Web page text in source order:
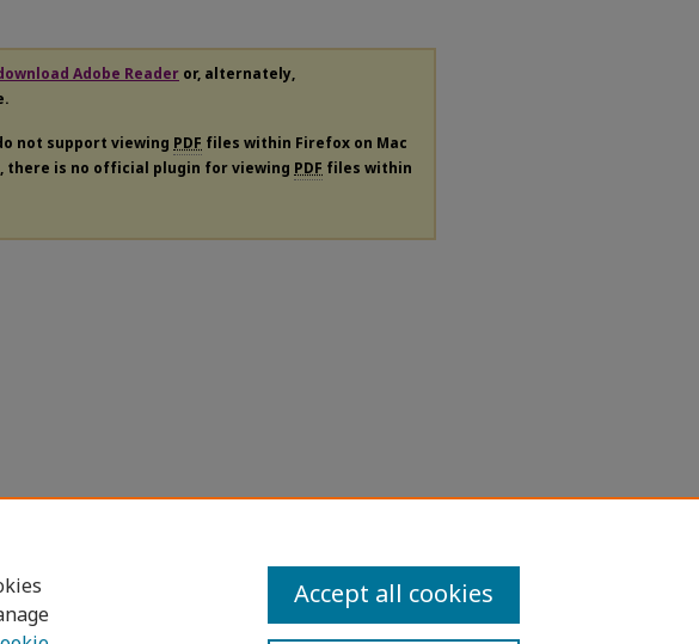
Adobe Reader or, alternately,
not support viewing PDF files within Firefox on Mac
there is no official plugin for viewing PDF files within
Accept all cookies